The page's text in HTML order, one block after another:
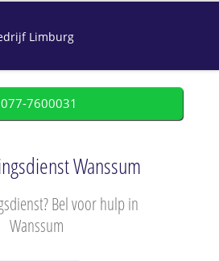
Limburg
077-7600031
Wanssum
Bel voor hulp in
Wanssum